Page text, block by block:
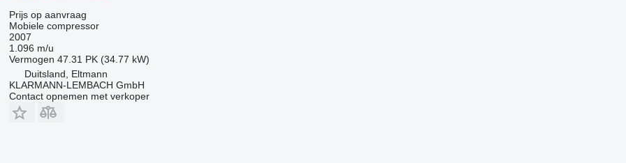
Prijs op aanvraag
Mobiele compressor
2007
1.096 m/u
Vermogen 47.31 PK (34.77 kW)
Duitsland, Eltmann
KLARMANN-LEMBACH GmbH
Contact opnemen met verkoper